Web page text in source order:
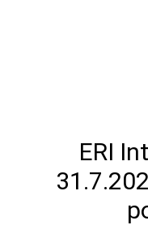
ERI